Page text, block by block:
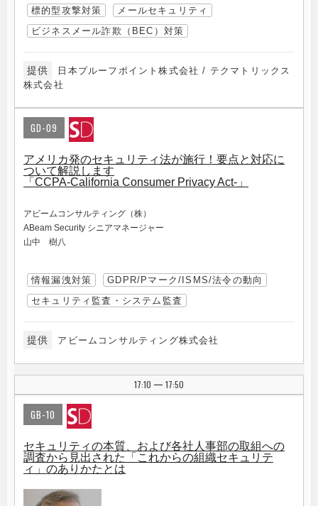
標的型攻撃対策
メールセキュリティ
ビジネスメール詐欺（BEC）対策
提供
日本プルーフポイント株式会社 / テクマトリックス
株式会社
GD-09
アメリカ発のセキュリティ法が施行！要点と対応に
ついて解説します
「CCPA-California Consumer Privacy Act-」
アビームコンサルティング（株）
ABeam Security シニアマネージャー
山中 樹八
情報漏洩対策
GDPR/Pマーク/ISMS/法令の動向
セキュリティ監査・システム監査
提供 アビームコンサルティング株式会社
17:10 | 17:50
GB-10
セキュリティの本質、および各社人事部の取組への
調査から見出された「これからの組織セキュリテ
ィ」のありかたとは